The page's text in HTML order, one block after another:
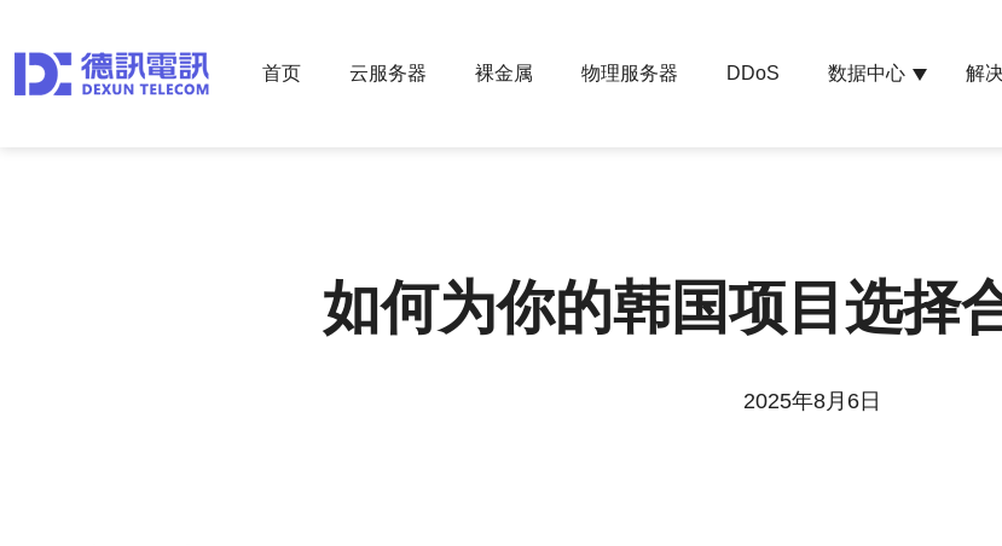
首页 云服务器 裸金属 物理服务器 DDoS 数据中心 解
如何为你的韩国项目选择
2025年8月6日